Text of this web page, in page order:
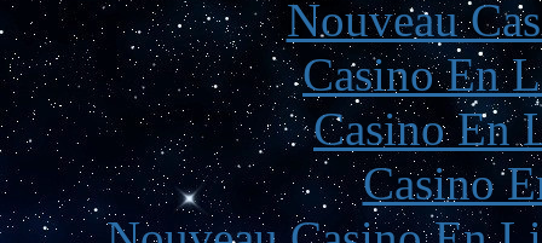
Nouveau
Casino En
Casino En
Casino